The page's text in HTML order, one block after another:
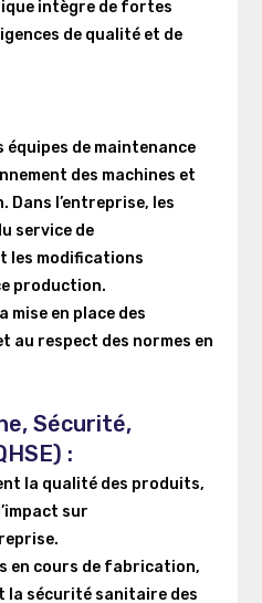
intègre de fortes
de qualité et de
équipes de maintenance
des machines et
Dans l’entreprise, les
service de
les modifications
production.
mise en place des
au respect des normes en
Sécurité,
:
la qualité des produits,
sur
en cours de fabrication,
sécurité sanitaire des